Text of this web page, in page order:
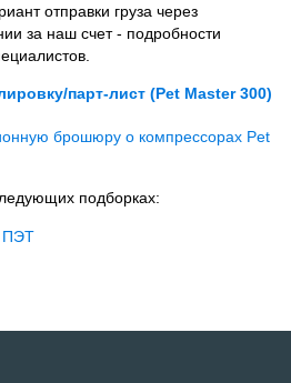
отправки груза через
за наш счет - подробности
парт-лист (Pet Master 300)
брошюру о компрессорах Pet
подборках:
ПЭТ